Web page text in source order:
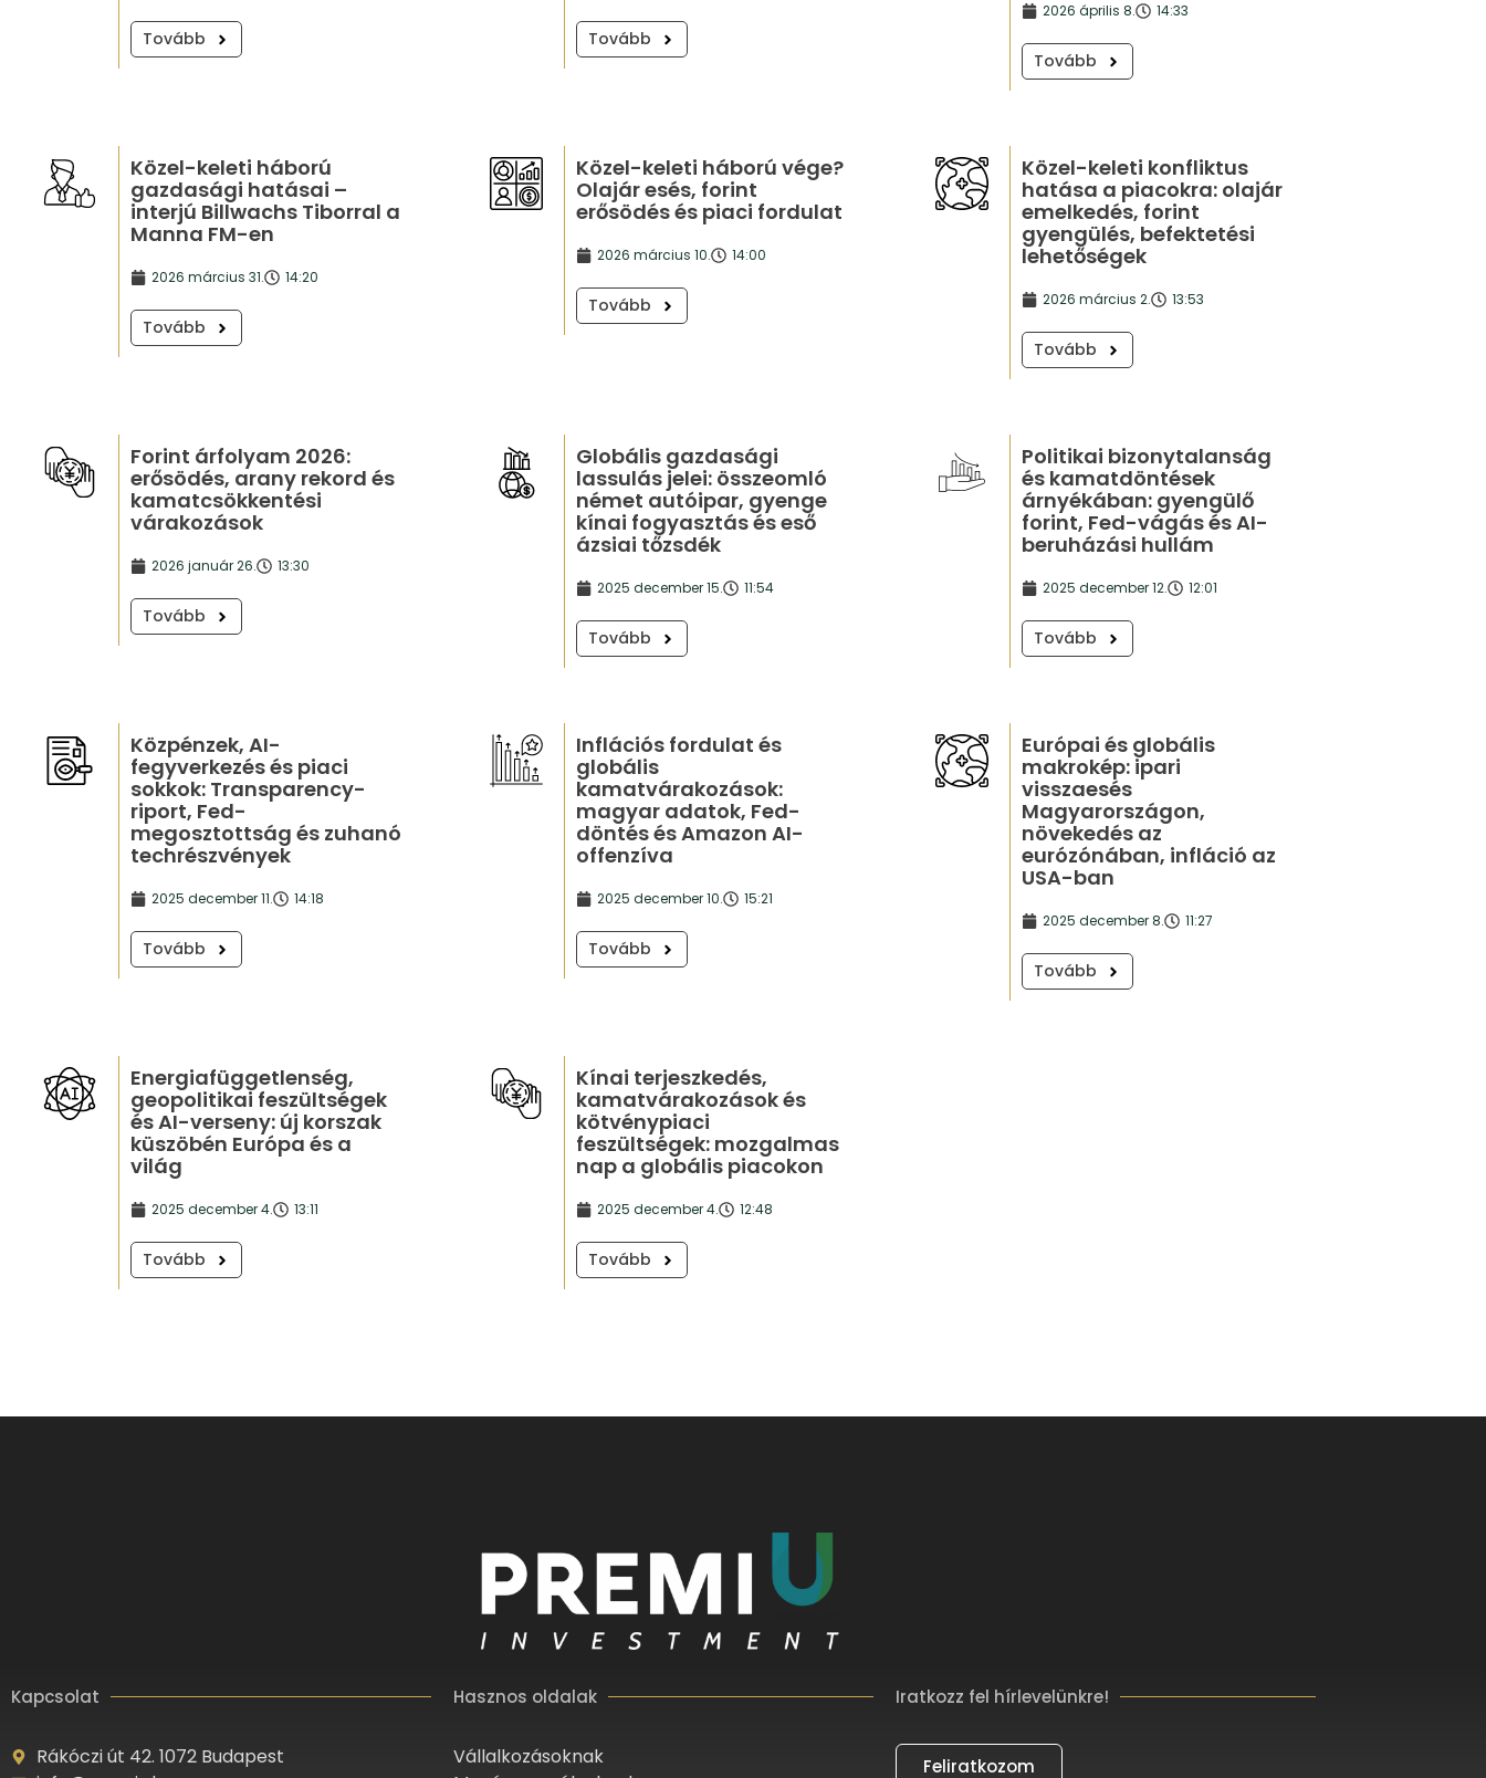
Tovább Tovább
2026 április 8. 14:33
Tovább
Közel-keleti háború
gazdasági hatásai –
interjú Billwachs Tiborral a
Manna FM-en
2026 március 31. 14:20
Tovább
Közel-keleti háború vége?
Olajár esés, forint
erősödés és piaci fordulat
2026 március 10. 14:00
Tovább
Közel-keleti konfliktus
hatása a piacokra: olajár
emelkedés, forint
gyengülés, befektetési
lehetőségek
2026 március 2. 13:53
Tovább
Forint árfolyam 2026:
erősödés, arany rekord és
kamatcsökkentési
várakozások
2026 január 26. 13:30
Tovább
Globális gazdasági
lassulás jelei: összeomló
német autóipar, gyenge
kínai fogyasztás és eső
ázsiai tőzsdék
2025 december 15. 11:54
Tovább
Politikai bizonytalanság
és kamatdöntések
árnyékában: gyengülő
forint, Fed-vágás és AI-
beruházási hullám
2025 december 12. 12:01
Tovább
Közpénzek, AI-
fegyverkezés és piaci
sokkok: Transparency-
riport, Fed-
megosztottság és zuhanó
techrészvények
2025 december 11. 14:18
Tovább
Inflációs fordulat és
globális
kamatvárakozások:
magyar adatok, Fed-
döntés és Amazon AI-
offenzíva
2025 december 10. 15:21
Tovább
Európai és globális
makrokép: ipari
visszaesés
Magyarországon,
növekedés az
eurózónában, infláció az
USA-ban
2025 december 8. 11:27
Tovább
Energiafüggetlenség,
geopolitikai feszültségek
és AI-verseny: új korszak
küszöbén Európa és a
világ
2025 december 4. 13:11
Tovább
Kínai terjeszkedés,
kamatvárakozások és
kötvénypiaci
feszültségek: mozgalmas
nap a globális piacokon
2025 december 4. 12:48
Tovább
Kapcsolat
Rákóczi út 42. 1072 Budapest
Hasznos oldalak
Vállalkozásoknak
Iratkozz fel hírlevelünkre!
Feliratkozom